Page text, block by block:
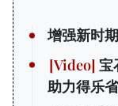
增强新时
宝
助力得乐